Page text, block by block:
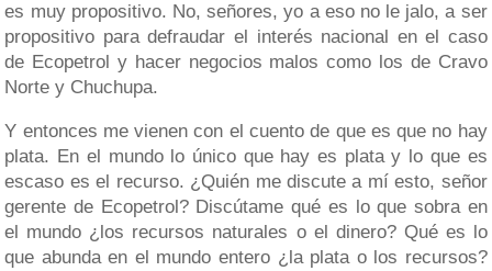
es muy propositivo. No, señores, yo a eso no le jalo, a ser
propositivo para defraudar el interés nacional en el caso
de Ecopetrol y hacer negocios malos como los de Cravo
Norte y Chuchupa.
Y entonces me vienen con el cuento de que es que no hay
plata. En el mundo lo único que hay es plata y lo que es
escaso es el recurso. ¿Quién me discute a mí esto, señor
gerente de Ecopetrol? Discútame qué es lo que sobra en
el mundo ¿los recursos naturales o el dinero? Qué es lo
que abunda en el mundo entero ¿la plata o los recursos?